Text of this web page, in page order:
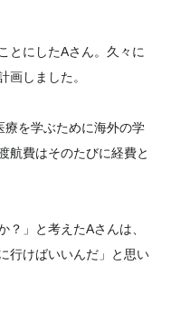
とにしたAさん。久々に
画しました。
療を学ぶために海外の学
航費はそのたびに経費と
？」と考えたAさんは、
行けばいいんだ」と思い